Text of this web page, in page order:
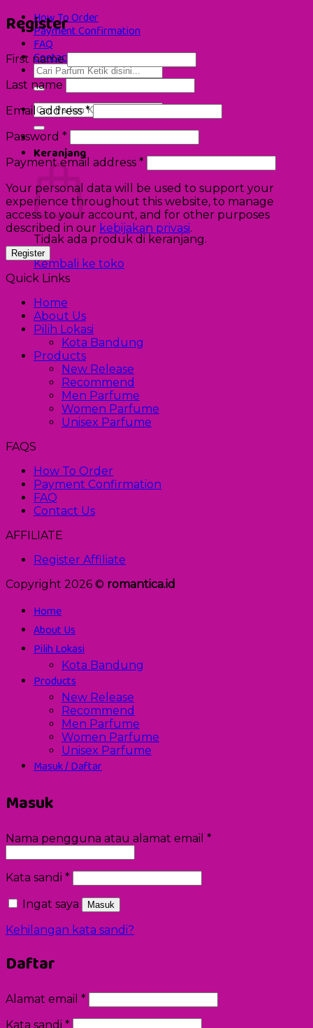
How To Order
Payment Confirmation
FAQ
Contact Us
Pencarian
untuk:
Pencarian
untuk:
Keranjang
Tidak ada produk di keranjang.
Kembali ke toko
Register
First name
Last name
Email address*
Password *
Payment email address *
Your personal data will be used to support your
experience throughout this website, to manage
access to your account, and for other purposes
described in our kebijakan privasi.
Quick Links
Home
About Us
Pilih Lokasi
Kota Bandung
Products
New Release
Recommend
Men Parfume
Women Parfume
Unisex Parfume
FAQS
How To Order
Payment Confirmation
FAQ
Contact Us
AFFILIATE
Register Affiliate
Copyright 2026 © romantica.id
Home
About Us
Pilih Lokasi
Kota Bandung
Products
New Release
Recommend
Men Parfume
Women Parfume
Unisex Parfume
Masuk / Daftar
Masuk
Nama pengguna atau alamat email *Wajib
Kata sandi *Wajib
Ingat saya Masuk
Kehilangan kata sandi?
Daftar
Alamat email *Wajib
Kata sandi *Wajib